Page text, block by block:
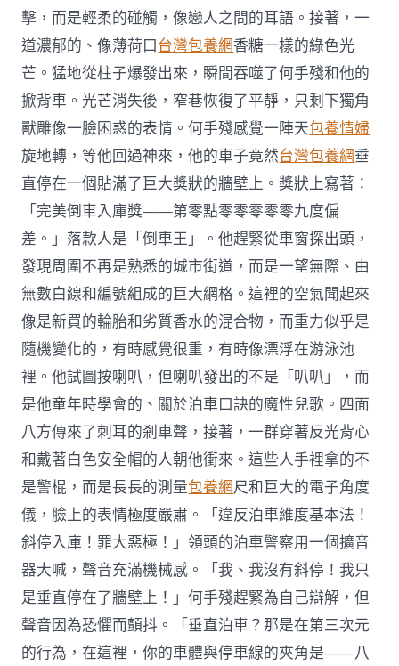
擊，而是輕柔的碰觸，像戀人之間的耳語。接著，一
道濃郁的、像薄荷口台灣包養網香糖一樣的綠色光
芒。猛地從柱子爆發出來，瞬間吞噬了何手殘和他的
掀背車。光芒消失後，窄巷恢復了平靜，只剩下獨角
獸雕像一臉困惑的表情。何手殘感覺一陣天包養情婦
旋地轉，等他回過神來，他的車子竟然台灣包養網垂
直停在一個貼滿了巨大獎狀的牆壁上。獎狀上寫著：
「完美倒車入庫獎——第零點零零零零零九度偏
差。」落款人是「倒車王」。他趕緊從車窗探出頭，
發現周圍不再是熟悉的城市街道，而是一望無際、由
無數白線和編號組成的巨大網格。這裡的空氣聞起來
像是新買的輪胎和劣質香水的混合物，而重力似乎是
隨機變化的，有時感覺很重，有時像漂浮在游泳池
裡。他試圖按喇叭，但喇叭發出的不是「叭叭」，而
是他童年時學會的、關於泊車口訣的魔性兒歌。四面
八方傳來了刺耳的剎車聲，接著，一群穿著反光背心
和戴著白色安全帽的人朝他衝來。這些人手裡拿的不
是警棍，而是長長的測量包養網尺和巨大的電子角度
儀，臉上的表情極度嚴肅。「違反泊車維度基本法！
斜停入庫！罪大惡極！」領頭的泊車警察用一個擴音
器大喊，聲音充滿機械感。「我、我沒有斜停！我只
是垂直停在了牆壁上！」何手殘趕緊為自己辯解，但
聲音因為恐懼而顫抖。「垂直泊車？那是在第三次元
的行為，在這裡，你的車體與停車線的夾角是——八